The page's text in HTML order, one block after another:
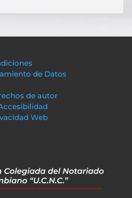
de Datos
de autor
Web